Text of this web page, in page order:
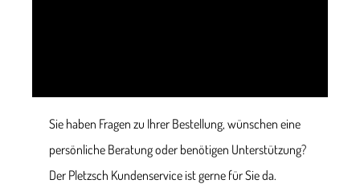
Sie haben Fragen zu Ihrer Bestellung, wünschen eine
persönliche Beratung oder benötigen Unterstützung?
Der Pletzsch Kundenservice ist gerne für Sie da.